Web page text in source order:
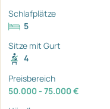
Schlafplätze
5
Sitze mit Gurt
4
Preisbereich
50.000 - 75.000 €